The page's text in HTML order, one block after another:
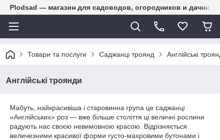
Plodsad — магазин для садоводов, огородников и
Товари та послуги Саджанці троянд Англійські
Англійські троянди
Мабуть, найкрасивіша і старовинна група це саджанці
«Англійських» роз — вже більше століття ці величні рослини
радують нас своєю невимовною красою. Відрізняється
величезними красивої форми густо-махровими бутонами і